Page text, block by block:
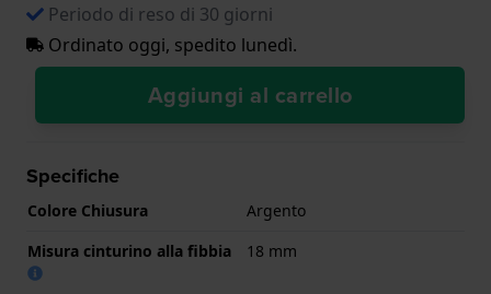
Periodo di reso di 30 giorni
Ordinato oggi, spedito lunedì.
Aggiungi al carrello
Specifiche
Colore Chiusura
Argento
Misura cinturino alla fibbia
18 mm